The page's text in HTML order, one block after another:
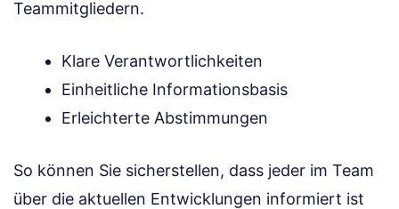
Teammitgliedern.
Klare Verantwortlichkeiten
Einheitliche Informationsbasis
Erleichterte Abstimmungen
So können Sie sicherstellen, dass jeder im Team
über die aktuellen Entwicklungen informiert ist